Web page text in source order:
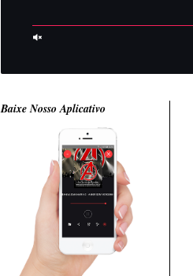
Baixe Nosso Aplicativo